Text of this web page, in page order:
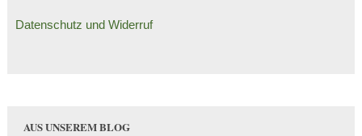
Datenschutz und Widerruf
AUS UNSEREM BLOG